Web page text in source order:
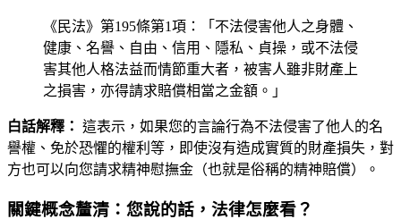
《民法》第195條第1項：「不法侵害他人之身體、
健康、名譽、自由、信用、隱私、貞操，或不法侵
害其他人格法益而情節重大者，被害人雖非財產上
之損害，亦得請求賠償相當之金額。」
白話解釋： 這表示，如果您的言論行為不法侵害了他人的名
譽權、免於恐懼的權利等，即使沒有造成實質的財產損失，對
方也可以向您請求精神慰撫金（也就是俗稱的精神賠償）。
關鍵概念釐清：您說的話，法律怎麼看？